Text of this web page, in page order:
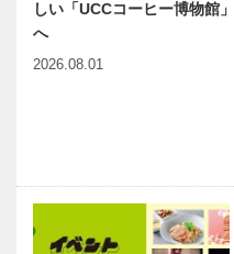
しい「UCCコーヒー博物館」
へ
2026.08.01